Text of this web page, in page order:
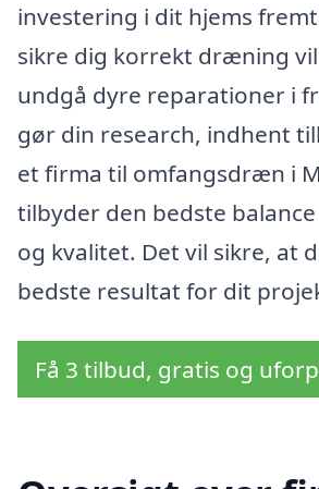
investering i dit hjems
sikre dig korrekt dræning
undgå dyre reparationer i
gør din research, indhent
et firma til omfangsdræn i
tilbyder den bedste
og kvalitet. Det vil sikre, at
bedste resultat for dit
Få 3 tilbud, gratis og